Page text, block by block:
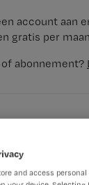
account aan
gratis per
abonnement?
and access